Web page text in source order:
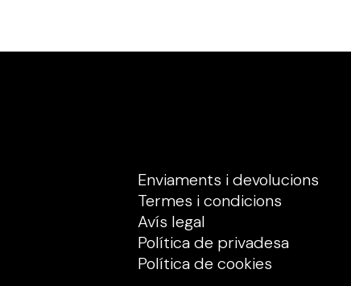
Enviaments i devolucions
Termes i condicions
Avís legal
Política de privadesa
Política de cookies